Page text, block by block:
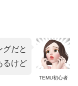
TEMU初心者
グだと
るけど